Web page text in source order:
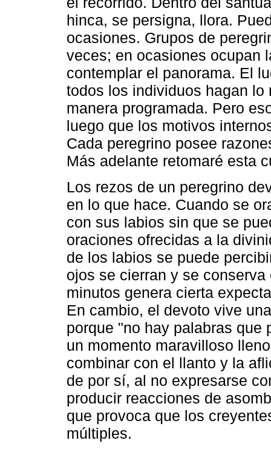
hinca, se persigna, llora.
ocasiones. Grupos de
veces; en ocasiones ocupan
contemplar el panorama. El
todos los individuos hagan
manera programada. Pero
luego que los motivos
Cada peregrino posee
Más adelante retomaré esta
Los rezos de un peregrino
en lo que hace. Cuando se
con sus labios sin que se
oraciones ofrecidas a la
de los labios se puede
ojos se cierran y se
minutos genera cierta
En cambio, el devoto vive
porque "no hay palabras que
un momento maravilloso
combinar con el llanto y la
de por sí, al no expresarse
producir reacciones de
que provoca que los
múltiples.